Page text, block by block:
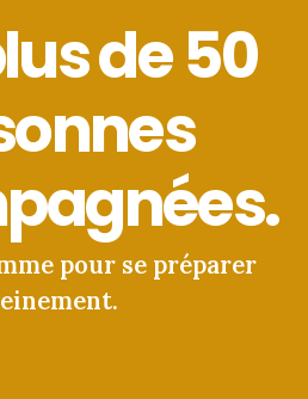
de 50
pour se préparer